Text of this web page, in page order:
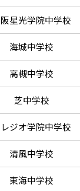
星光学院中学校
海城中学校
高槻中学校
芝中学校
ジオ学院中学校
清風中学校
東海中学校